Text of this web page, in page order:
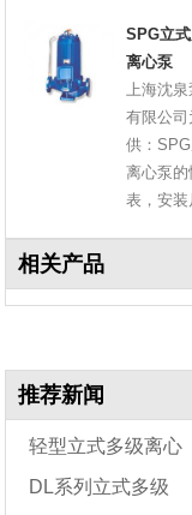
SPG立
离心泵
上海沈泉
有限公司
供：
离心泵的
表，安装
相关产品
推荐新闻
轻型立式多级离心
泵结构图及型号参数
DL系列立式多级